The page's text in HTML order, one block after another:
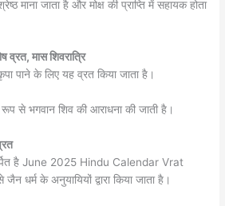
माना जाता है और मोक्ष की प्राप्ति में सहायक होता
व्रत, मास शिवरात्रि
पाने के लिए यह व्रत किया जाता है।
से भगवान शिव की आराधना की जाती है।
है June 2025 Hindu Calendar Vrat
के अनुयायियों द्वारा किया जाता है।